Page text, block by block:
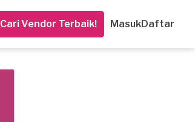
Cari Vendor Terbaik! MasukDaftar